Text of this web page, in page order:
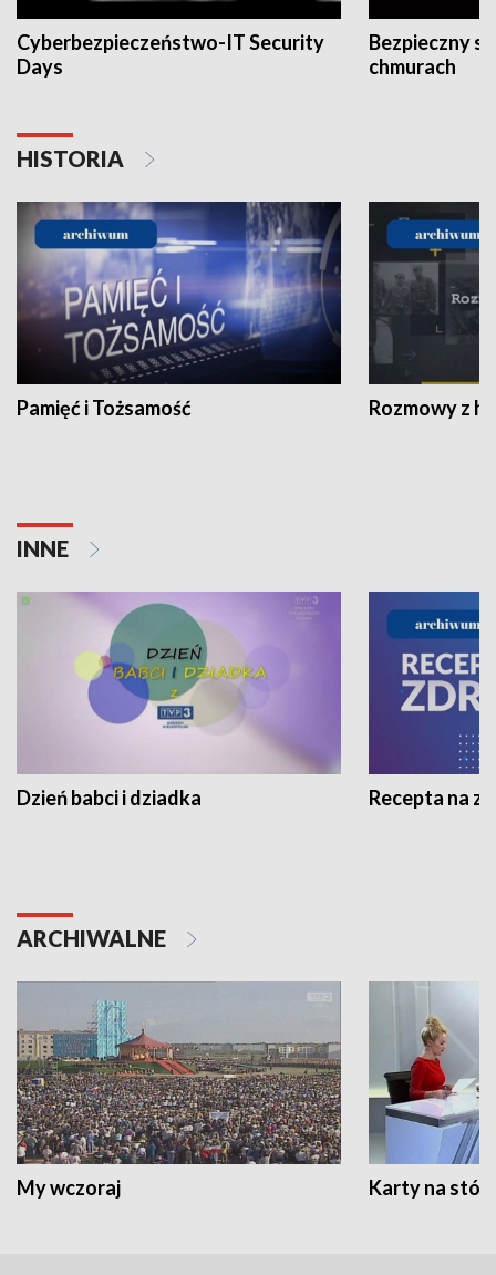
Cyberbezpieczeństwo-IT Security
Days
Bezpieczny
chmurach
HISTORIA
Pamięć i Tożsamość Rozmowy z
INNE
Dzień babci i dziadka Recepta na
ARCHIWALNE
My wczoraj Karty na